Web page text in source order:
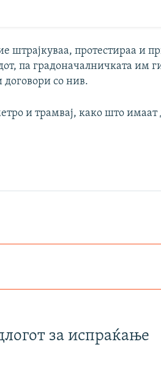
штрајкуваа, протестираа и
па градоначалничката им
договори со нив.
и трамвај, како што имаат
за испраќање